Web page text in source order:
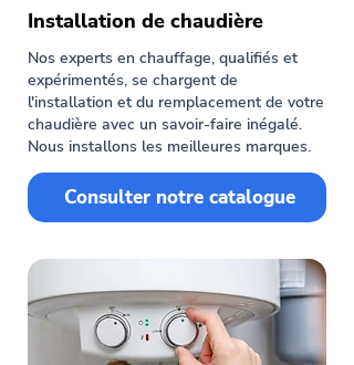
Installation de chaudière
Nos experts en chauffage, qualifiés et
expérimentés, se chargent de
l'installation et du remplacement de votre
chaudière avec un savoir-faire inégalé.
Nous installons les meilleures marques.
Consulter notre catalogue